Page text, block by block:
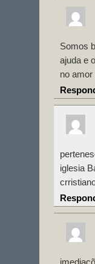
Somos
ajuda e
no
iglesia